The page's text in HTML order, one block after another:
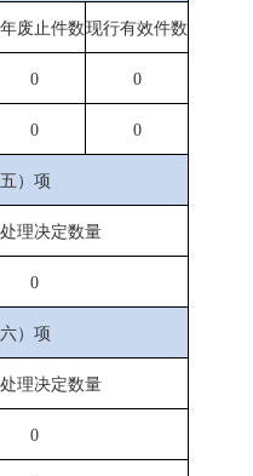
废止件数现行有效件数
0 0
0 0
）项
理决定数量
0
）项
理决定数量
0